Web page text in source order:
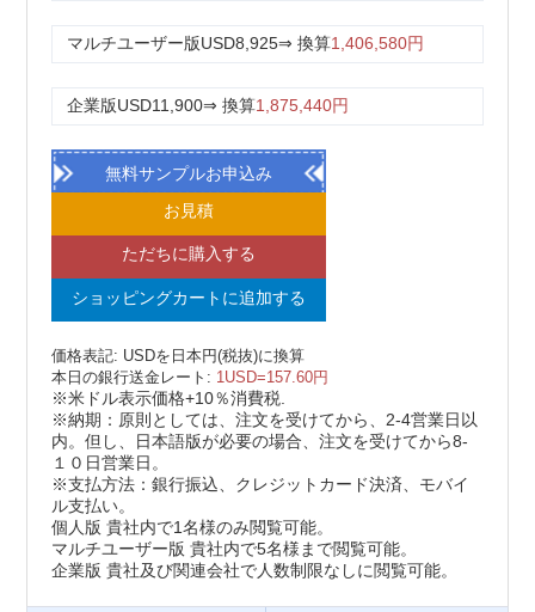
マルチユーザー版USD8,925⇒ 換算1,406,580円
企業版USD11,900⇒ 換算1,875,440円
無料サンプルお申込み
お見積
ただちに購入する
ショッピングカートに追加する
価格表記: USDを日本円(税抜)に換算
本日の銀行送金レート: 1USD=157.60円
※米ドル表示価格+10％消費税.
※納期：原則としては、注文を受けてから、2-4営業日以
内。但し、日本語版が必要の場合、注文を受けてから8-
１０日営業日。
※支払方法：銀行振込、クレジットカード決済、モバイ
ル支払い。
個人版 貴社内で1名様のみ閲覧可能。
マルチユーザー版 貴社内で5名様まで閲覧可能。
企業版 貴社及び関連会社で人数制限なしに閲覧可能。